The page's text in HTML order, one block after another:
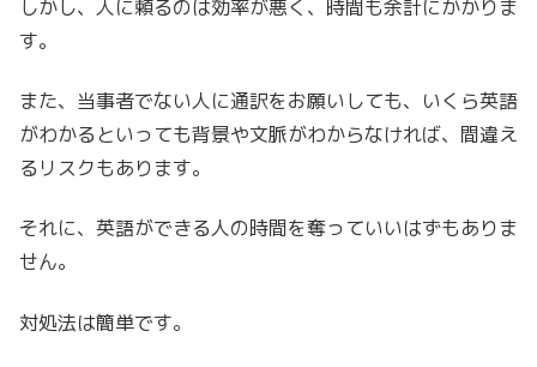
しかし、人に頼るのは効率が悪く、時間も余計にかかりま
す。
また、当事者でない人に通訳をお願いしても、いくら英語
がわかるといっても背景や文脈がわからなければ、間違え
るリスクもあります。
それに、英語ができる人の時間を奪っていいはずもありま
せん。
対処法は簡単です。